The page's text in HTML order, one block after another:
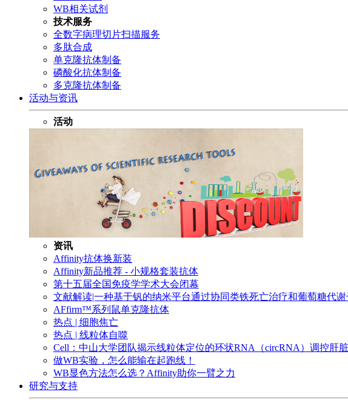
WB相关试剂
技术服务
全数字病理切片扫描服务
多肽合成
单克隆抗体制备
磷酸化抗体制备
多克隆抗体制备
活动与资讯
活动
资讯
Affinity抗体换新装
Affinity新品推荐 - 小规格套装抗体
第十五届全国免疫学学术大会闭幕
文献解读|一种基于钒的纳米平台通过协同类铁死亡治疗和葡萄糖代
AFfirm™系列鼠单克隆抗体
热点 | 细胞焦亡
热点 | 线粒体自噬
Cell：中山大学团队揭示线粒体定位的环状RNA（circRNA）调控肝
做WB实验，怎么能输在起跑线！
WB显色方法怎么选？Affinity助你一臂之力
研究与支持